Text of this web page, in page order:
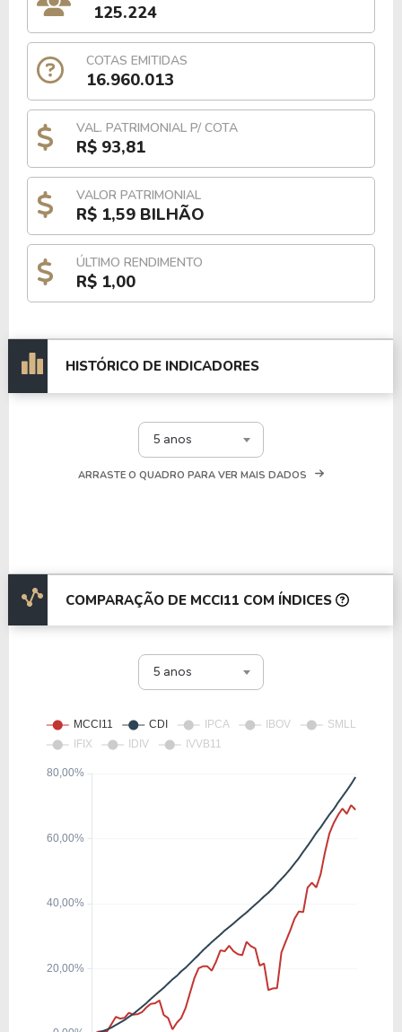
125.224
COTAS EMITIDAS
16.960.013
VAL. PATRIMONIAL P/ COTA
R$ 93,81
VALOR PATRIMONIAL
R$ 1,59 BILHÃO
ÚLTIMO RENDIMENTO
R$ 1,00
HISTÓRICO DE INDICADORES
5 anos
ARRASTE O QUADRO PARA VER MAIS DADOS
COMPARAÇÃO DE MCCI11 COM ÍNDICES
5 anos